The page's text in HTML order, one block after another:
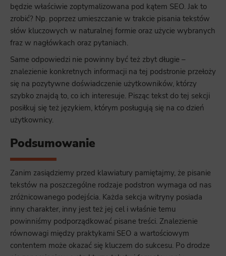
będzie właściwie zoptymalizowana pod kątem SEO. Jak to
zrobić? Np. poprzez umieszczanie w trakcie pisania tekstów
słów kluczowych w naturalnej formie oraz użycie wybranych
fraz w nagłówkach oraz pytaniach.
Same odpowiedzi nie powinny być też zbyt długie –
znalezienie konkretnych informacji na tej podstronie przełoży
się na pozytywne doświadczenie użytkowników, którzy
szybko znajdą to, co ich interesuje. Pisząc tekst do tej sekcji
posiłkuj się też językiem, którym posługują się na co dzień
użytkownicy.
Podsumowanie
Zanim zasiądziemy przed klawiatury pamiętajmy, że pisanie
tekstów na poszczególne rodzaje podstron wymaga od nas
zróżnicowanego podejścia. Każda sekcja witryny posiada
inny charakter, inny jest też jej cel i właśnie temu
powinniśmy podporządkować pisane treści. Znalezienie
równowagi między praktykami SEO a wartościowym
contentem może okazać się kluczem do sukcesu. Po drodze